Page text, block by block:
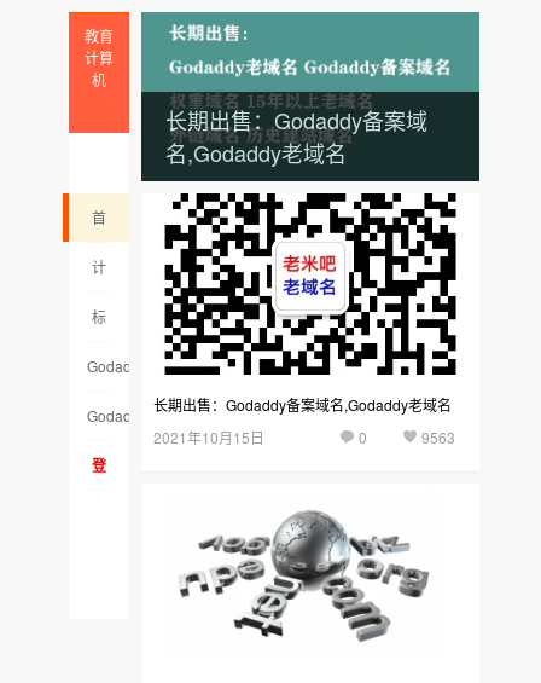
教育
计算
机
首
页
计
算
机
标
签
云
集
Godaddy
老
域
Godaddy
备
登
长期出售：Godaddy备案域
名,Godaddy老域名
长期出售：Godaddy备案域名,Godaddy老域名
2021年10月15日
9563
0